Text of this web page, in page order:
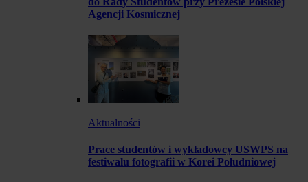
Agencji Kosmicznej
Aktualności
Prace studentów i wykładowcy USWPS na
festiwalu fotografii w Korei Południowej